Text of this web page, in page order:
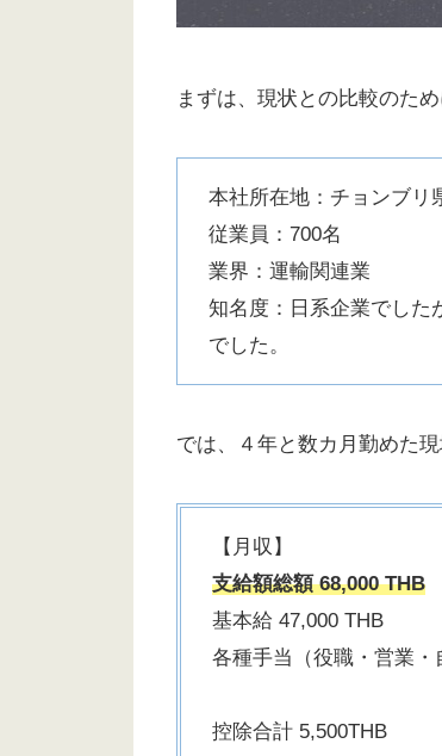
まずは、現状との比較のた
本社所在地：チョンブリ
従業員：700名
業界：運輸関連業
知名度：日系企業でした
でした。
では、４年と数カ月勤めた
【月収】
支給額総額 68,000 THB
基本給 47,000 THB
各種手当（役職・営業
控除合計 5,500THB